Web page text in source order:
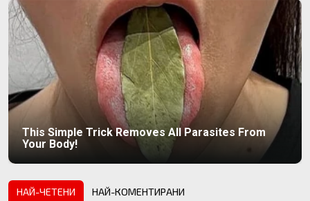
This Simple Trick Removes All Parasites From
Your Body!
НАЙ-ЧЕТЕНИ НАЙ-КОМЕНТИРАНИ